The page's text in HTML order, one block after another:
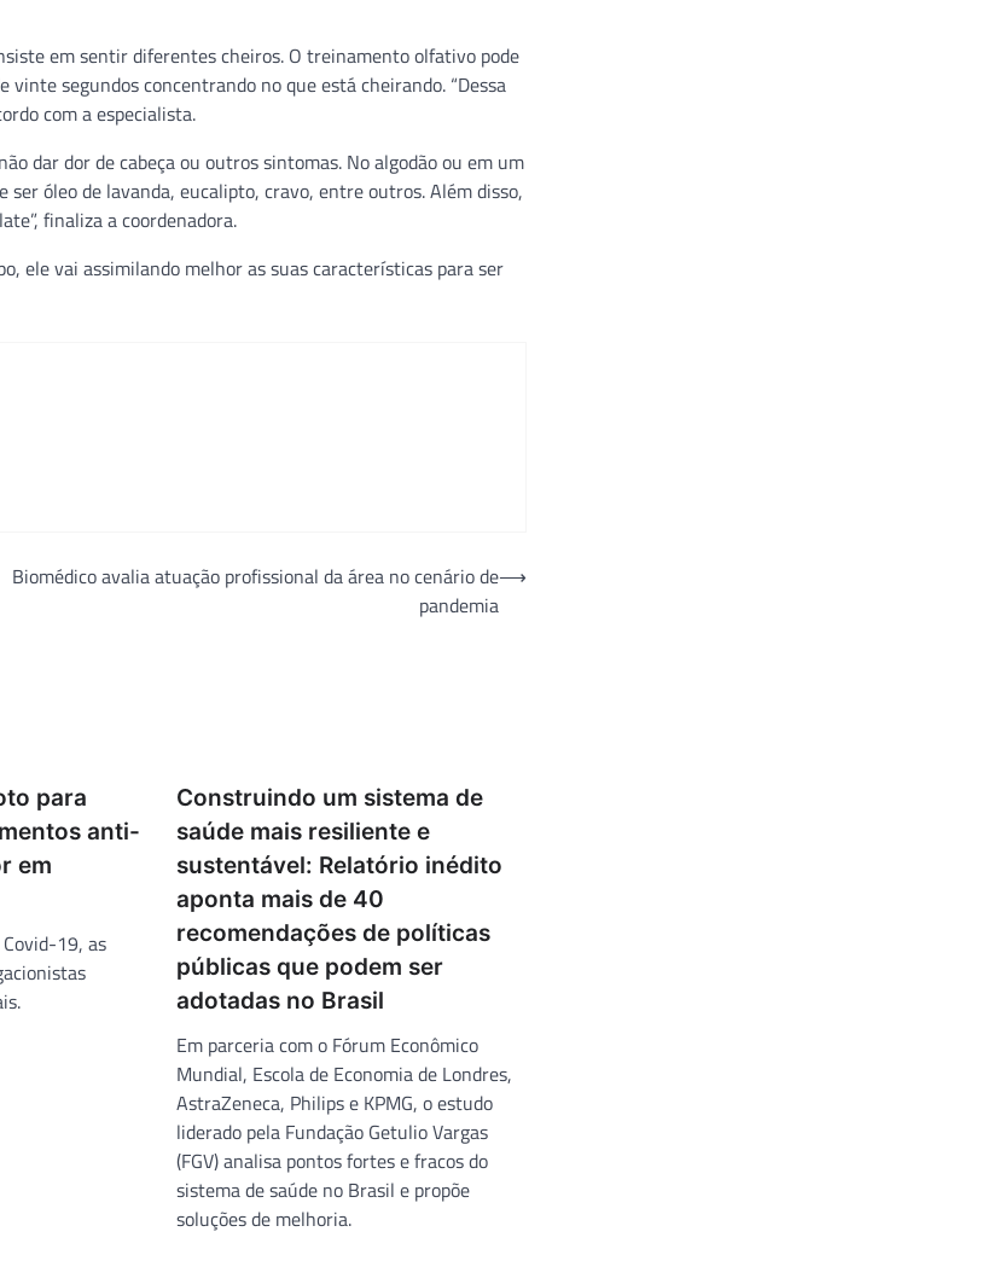
em sentir diferentes cheiros. O treinamento olfativo pode
segundos concentrando no que está cheirando. “Dessa
com a especialista.
dar dor de cabeça ou outros sintomas. No algodão ou em um
ser óleo de lavanda, eucalipto, cravo, entre outros. Além disso,
finaliza a coordenadora.
ele vai assimilando melhor as suas características para ser
Biomédico avalia atuação profissional da área no cenário de
pandemia
⟶
para
anti-
em
19, as
Construindo um sistema de
saúde mais resiliente e
sustentável: Relatório inédito
aponta mais de 40
recomendações de políticas
públicas que podem ser
adotadas no Brasil
Em parceria com o Fórum Econômico
Mundial, Escola de Economia de Londres,
AstraZeneca, Philips e KPMG, o estudo
liderado pela Fundação Getulio Vargas
(FGV) analisa pontos fortes e fracos do
sistema de saúde no Brasil e propõe
soluções de melhoria.